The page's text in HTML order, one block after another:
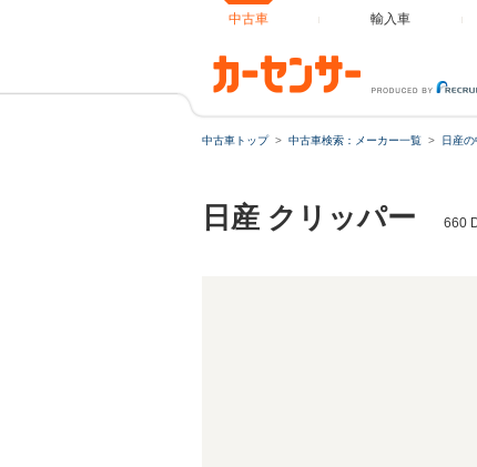
中古車 輸入車
中古車トップ 中古車検索：メーカー一覧 日産
日産 クリッパー 660